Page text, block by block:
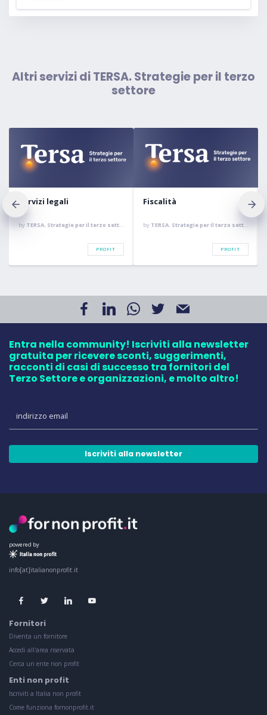
Altri servizi di TERSA. Strategie per il terzo
settore
Servizi legali
by TERSA. Strategie per il terzo settore
PROFIT
Fiscalità
by TERSA. Strategie per il terzo settore
PROFIT
Entra nella community! Iscriviti alla newsletter
gratuita per ricevere sconti, suggerimenti,
racconti di casi di successo tra fornitori del
Terzo Settore e organizzazioni, e molto altro!
Iscriviti alla newsletter
powered by
info[at]italianonprofit.it
Fornitori
Diventa un fornitore
Accedi all'area riservata
Cerca un ente non profit
Enti non profit
Iscriviti a Italia non profit
Come funziona fornonprofit.it